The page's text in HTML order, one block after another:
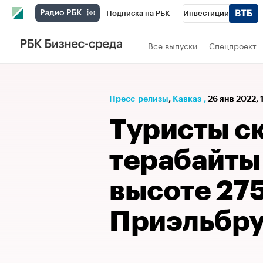
Подписка на РБК Инвестиции
РБК Вино
Проверка контрагентов
Все выпуски Спецпроект
Пресс-релизы⁠, Кавказ , 26 янв 2022,
Туристы
высоте